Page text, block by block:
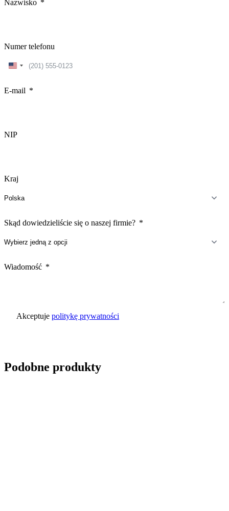
Nazwisko
Numer telefonu
United
E-mail
NIP
Kraj
Skąd dowiedzieliście się o naszej firmie?
Wiadomość
Akceptuje politykę prywatności
Podobne produkty